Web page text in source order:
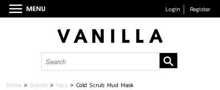
Login Register
Home > Brands > Facy >Cold Scrub Mud Mask